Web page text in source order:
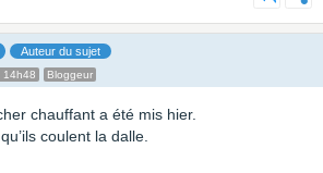
Auteur du sujet
14h48 Bloggeur
chauffant a été mis hier.
coulent la dalle.